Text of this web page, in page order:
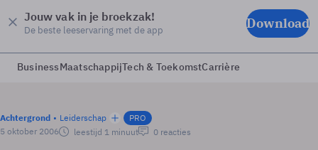
Jouw vak in je broekzak!
De beste leeservaring met de app Download
BusinessMaatschappijTech & ToekomstCarrière
Achtergrond Leiderschap
PRO
5 oktober 2006
leestijd 1 minuut 0 reacties